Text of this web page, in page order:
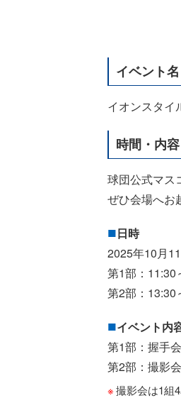
イベント名
イオンスタイ
時間・内容
球団公式マス
ぜひ会場へお
日時
2025年10月
第1部：11:30
第2部：13:30
イベント内
第1部：握手
第2部：撮影
撮影会は1組